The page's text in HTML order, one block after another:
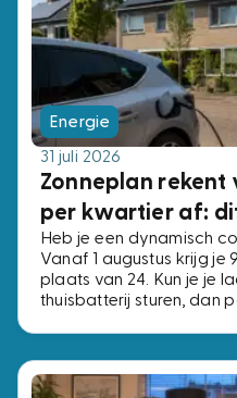
Energie
31 juli 2026
Zonneplan
per kwartier af:
Heb je een dynamisch
Vanaf 1 augustus krijg je
plaats van 24. Kun je je
thuisbatterij sturen, dan